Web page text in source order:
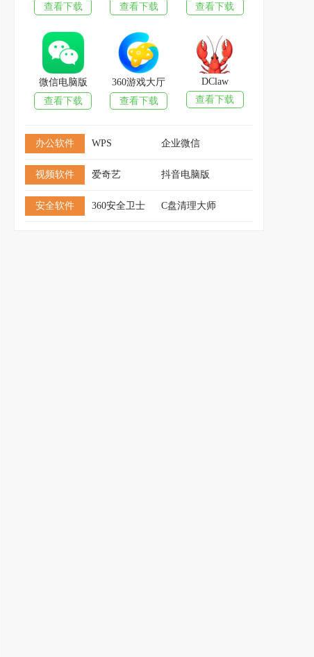
查看下载
查看下载
查看下载
微信电脑版
查看下载
360游戏大厅
查看下载
DClaw
查看下载
办公软件 WPS 企业微信
视频软件 爱奇艺 抖音电脑版
安全软件 360安全卫士 C盘清理大师